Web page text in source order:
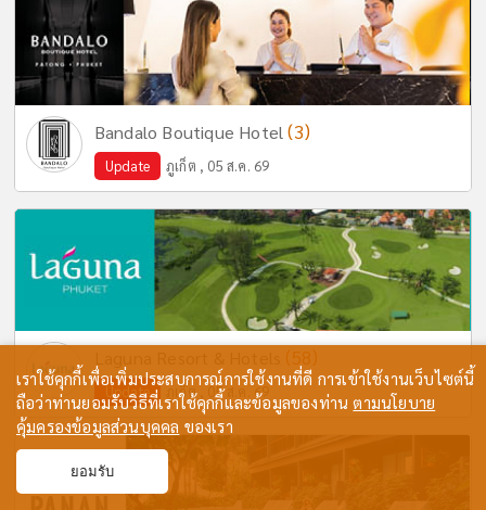
Bandalo Boutique Hotel(3)
Update ภูเก็ต , 05 ส.ค. 69
(58)
Update ภูเก็ต , 05 ส.ค. 69
เราใช้คุกกี้เพื่อเพิ่มประสบการณ์การใช้งานที่ดี การเข้าใช้งานเว็บไซต์นี้
ถือว่าท่านยอมรับวิธีที่เราใช้คุกกี้และข้อมูลของท่านตามนโยบาย
คุ้มครองข้อมูลส่วนบุคคล ของเรา
ยอมรับ